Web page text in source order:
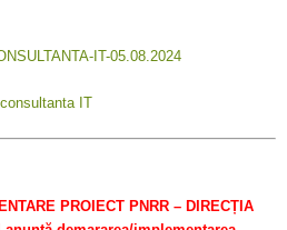
IT-05.08.2024
IT
PROIECT PNRR – DIRECȚIA